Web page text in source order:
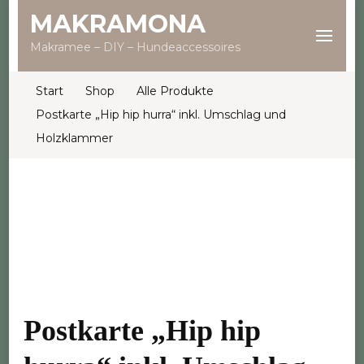
MAKRAMONA
Makramee – DIY – Hundeaccessoires
Start Shop
Alle Produkte
Postkarte „Hip hip hurra“ inkl. Umschlag und
Holzklammer
Postkarte „Hip hip